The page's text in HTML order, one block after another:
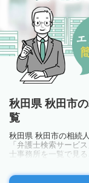
秋田県 秋田市
覧
秋田県 秋田市の相続
「弁護士検索サービ
士事務所を一覧で見
ている方は一度近隣